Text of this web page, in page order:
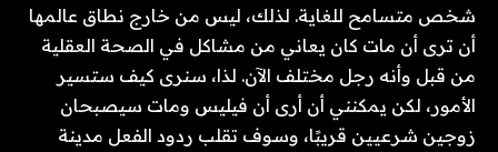
شخص متسامح للغاية. لذلك، ليس من خارج نطاق عالمها
أن ترى أن مات كان يعاني من مشاكل في الصحة العقلية
من قبل وأنه رجل مختلف الآن. لذا، سنرى كيف ستسير
الأمور، لكن يمكنني أن أرى أن فيليس ومات سيصبحان
زوجين شرعيين قريبًا، وسوف تقلب ردود الفعل مدينة